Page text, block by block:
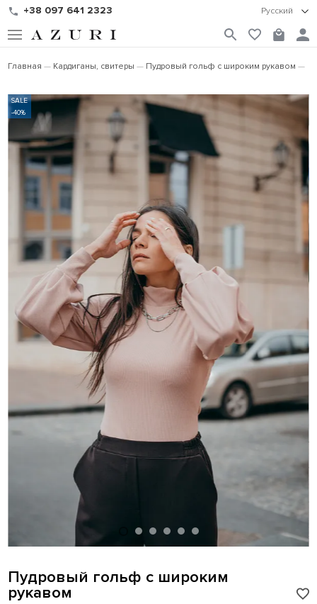
+38 097 641 2323 Русский
Главная Кардиганы, свитеры Пудровый гольф с широким рукавом
Пудровый гольф с широким
рукавом